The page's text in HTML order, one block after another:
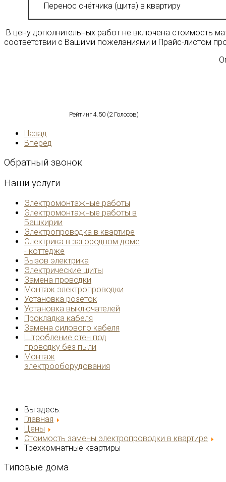
Перенос счётчика (щита) в квартиру
В цену дополнительных работ не включена стоимость
соответствии с Вашими пожеланиями и Прайс-листом
Рейтинг4.50 (2 Голосов)
Назад
Вперед
Обратный звонок
Наши услуги
Электромонтажные работы
Электромонтажные работы в
Башкирии
Электропроводка в квартире
Электрика в загородном доме
- коттедже
Вызов электрика
Электрические щиты
Замена проводки
Монтаж электропроводки
Установка розеток
Установка выключателей
Прокладка кабеля
Замена силового кабеля
Штробление стен под
проводку без пыли
Монтаж
электрооборудования
Вы здесь:
Главная
Цены
Стоимость замены электропроводки в квартире
Трехкомнатные квартиры
Типовые дома